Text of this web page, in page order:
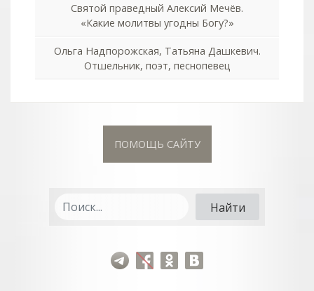
Святой праведный Алексий Мечёв.
«Какие молитвы угодны Богу?»
Ольга Надпорожская, Татьяна Дашкевич.
Отшельник, поэт, песнопевец
ПОМОЩЬ САЙТУ